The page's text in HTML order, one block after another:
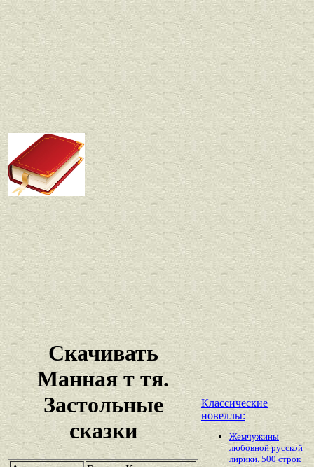
Скачивать
Манная т тя.
Застольные
сказки
Классические
новеллы:
Жемчужины
любовной русской
лирики. 500 строк